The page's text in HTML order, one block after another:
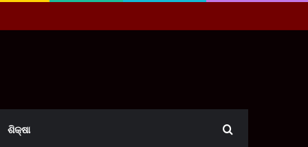
ଶିକ୍ଷା Search for